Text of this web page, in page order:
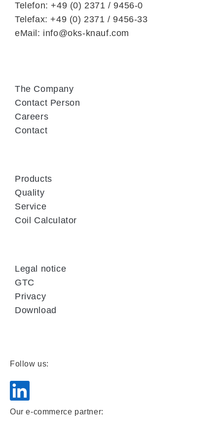
Telefon: +49 (0) 2371 / 9456-0
Telefax: +49 (0) 2371 / 9456-33
eMail: info@oks-knauf.com
The Company
Contact Person
Careers
Contact
Products
Quality
Service
Coil Calculator
Legal notice
GTC
Privacy
Download
Follow us:
Our e-commerce partner: